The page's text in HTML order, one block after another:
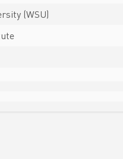
(WSU)